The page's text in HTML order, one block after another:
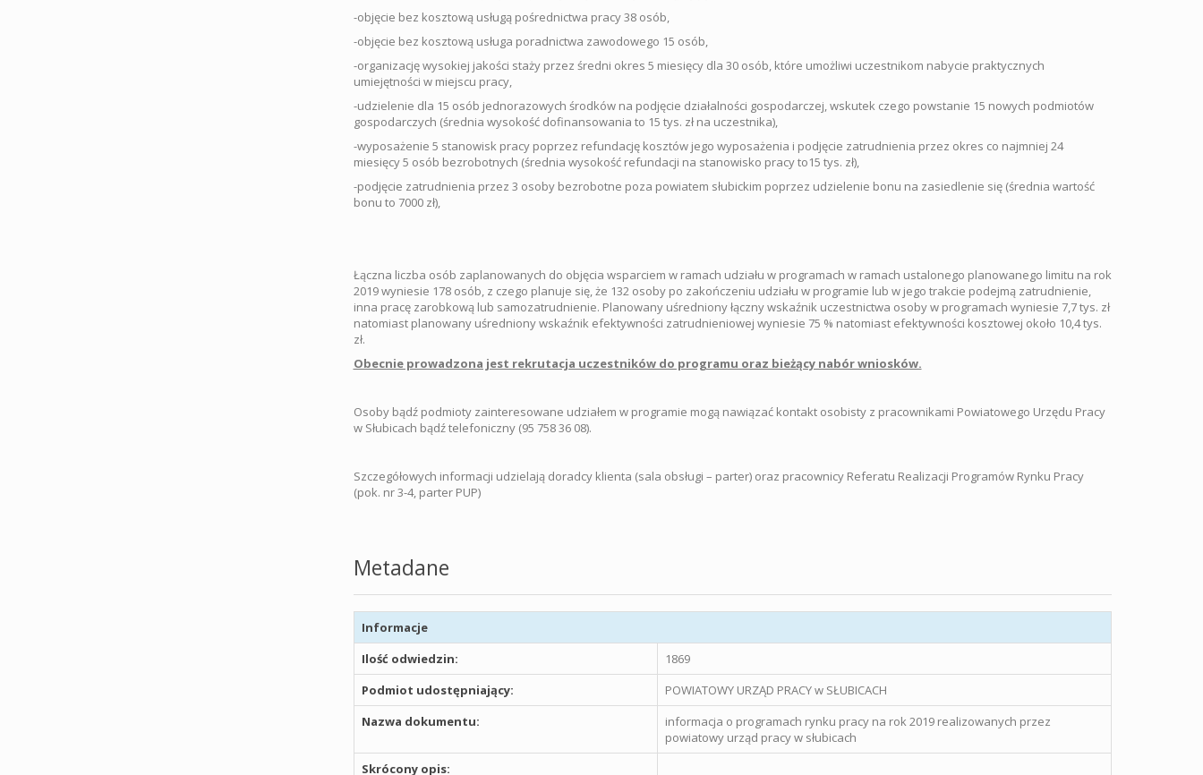
-objęcie bez kosztową usługą pośrednictwa pracy 38 osób,
-objęcie bez kosztową usługa poradnictwa zawodowego 15 osób,
-organizację wysokiej jakości staży przez średni okres 5 miesięcy dla 30 osób, które umożliwi uczestnikom nabycie praktycznych
umiejętności w miejscu pracy,
-udzielenie dla 15 osób jednorazowych środków na podjęcie działalności gospodarczej, wskutek czego powstanie 15 nowych podmiotów
gospodarczych (średnia wysokość dofinansowania to 15 tys. zł na uczestnika),
-wyposażenie 5 stanowisk pracy poprzez refundację kosztów jego wyposażenia i podjęcie zatrudnienia przez okres co najmniej 24
miesięcy 5 osób bezrobotnych (średnia wysokość refundacji na stanowisko pracy to15 tys. zł),
-podjęcie zatrudnienia przez 3 osoby bezrobotne poza powiatem słubickim poprzez udzielenie bonu na zasiedlenie się (średnia wartość
bonu to 7000 zł),
Łączna liczba osób zaplanowanych do objęcia wsparciem w ramach udziału w programach w ramach ustalonego planowanego limitu na rok
2019 wyniesie 178 osób, z czego planuje się, że 132 osoby po zakończeniu udziału w programie lub w jego trakcie podejmą zatrudnienie,
inna pracę zarobkową lub samozatrudnienie. Planowany uśredniony łączny wskaźnik uczestnictwa osoby w programach wyniesie 7,7 tys. zł
natomiast planowany uśredniony wskaźnik efektywności zatrudnieniowej wyniesie 75 % natomiast efektywności kosztowej około 10,4 tys.
zł.
Obecnie prowadzona jest rekrutacja uczestników do programu oraz bieżący nabór wniosków.
Osoby bądź podmioty zainteresowane udziałem w programie mogą nawiązać kontakt osobisty z pracownikami Powiatowego Urzędu Pracy
w Słubicach bądź telefoniczny (95 758 36 08).
Szczegółowych informacji udzielają doradcy klienta (sala obsługi – parter) oraz pracownicy Referatu Realizacji Programów Rynku Pracy
(pok. nr 3-4, parter PUP)
Metadane
Informacje
Ilość odwiedzin:
1869
Podmiot udostępniający:
POWIATOWY URZĄD PRACY w SŁUBICACH
Nazwa dokumentu:
informacja o programach rynku pracy na rok 2019 realizowanych przez
powiatowy urząd pracy w słubicach
Skrócony opis: